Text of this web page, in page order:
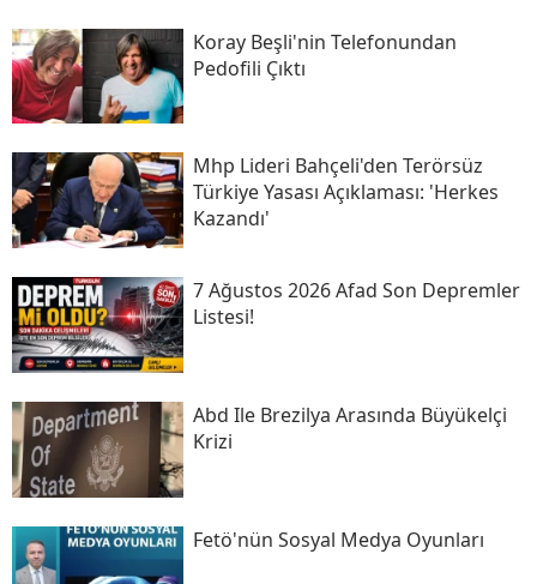
Koray Beşli'nin Telefonundan
Pedofili Çıktı
Mhp Lideri Bahçeli'den Terörsüz
Türkiye Yasası Açıklaması: 'herkes
Kazandı'
7 Ağustos 2026 Afad Son Depremler
Listesi!
Abd Ile Brezilya Arasında Büyükelçi
Krizi
Fetö'nün Sosyal Medya Oyunları